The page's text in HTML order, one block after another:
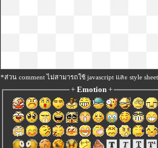
*ส่วน comment ไม่สามารถใช้ javascript และ style sheet
+ Emotion+